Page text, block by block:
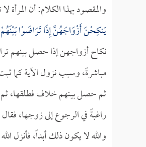
والمقصود بهذا الكلام: أن المرأة
يَنكِحْنَ أَزْوَاجَهُنَّ إِذَا تَرَاضَوْا
نكاح أزواجهن إذا حصل بينهم
مباشرةً، وسبب نزول الآية كما
ثم حصل بينهم خلاف فطلقها، ثم
راغبةً في الرجوع إلى زوجها،
والله لا يكون ذلك أبداً، فأنزل